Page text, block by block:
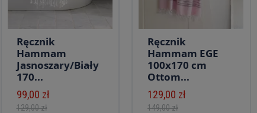
Ręcznik
Hammam
Jasnoszary/Biały
170...
99,00 zł
129,00 zł
Ręcznik
Hammam EGE
100x170 cm
Ottom...
129,00 zł
149,00 zł